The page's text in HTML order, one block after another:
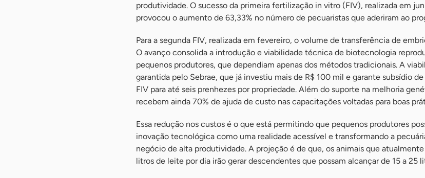
produtividade. O sucesso da primeira fertilização in vitro (FIV), realizada em
provocou o aumento de 63,33% no número de pecuaristas que aderiram ao
Para a segunda FIV, realizada em fevereiro, o volume de transferência de
O avanço consolida a introdução e viabilidade técnica de biotecnologia
pequenos produtores, que dependiam apenas dos métodos tradicionais. A
garantida pelo Sebrae, que já investiu mais de R$ 100 mil e garante subsídio
FIV para até seis prenhezes por propriedade. Além do suporte na melhoria
recebem ainda 70% de ajuda de custo nas capacitações voltadas para boas
Essa redução nos custos é o que está permitindo que pequenos produtores
inovação tecnológica como uma realidade acessível e transformando a
negócio de alta produtividade. A projeção é de que, os animais que
litros de leite por dia irão gerar descendentes que possam alcançar de 15 a 25